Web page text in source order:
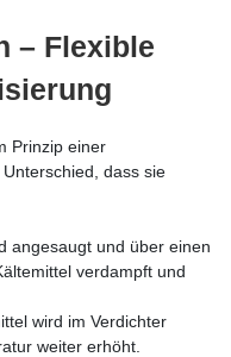
– Flexible
Prinzip einer
dass sie
angesaugt und über einen
verdampft und
wird im Verdichter
weiter erhöht.